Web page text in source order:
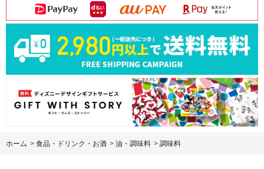
ホーム > 食品・ドリンク・お酒 > 油・調味料 > 調味料